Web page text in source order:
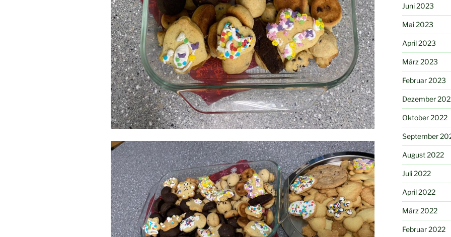
Juni 2023
Mai 2023
April 2023
März 2023
Februar 2023
Dezember
Oktober 2022
September
August 2022
Juli 2022
April 2022
März 2022
Februar 2022